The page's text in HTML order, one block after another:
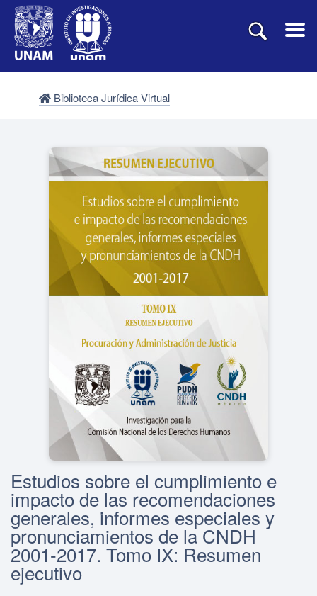
Biblioteca Jurídica Virtual
Estudios sobre el cumplimiento e
impacto de las recomendaciones
generales, informes especiales y
pronunciamientos de la CNDH
2001-2017. Tomo IX: Resumen
ejecutivo